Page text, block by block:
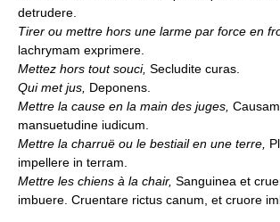
detrudere.
Tirer ou mettre hors une larme par force en
lachrymam exprimere.
Mettez hors tout souci, Secludite curas.
Qui met jus, Deponens.
Mettre la cause en la main des juges,
mansuetudine iudicum.
Mettre la charruë ou le bestiail en une terre,
impellere in terram.
Mettre les chiens à la chair, Sanguinea et
imbuere. Cruentare rictus canum, et cruore